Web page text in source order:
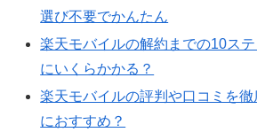
選び不要でかんたん
楽天モバイルの解約までの10ス
にいくらかかる？
楽天モバイルの評判や口コミを徹
におすすめ？